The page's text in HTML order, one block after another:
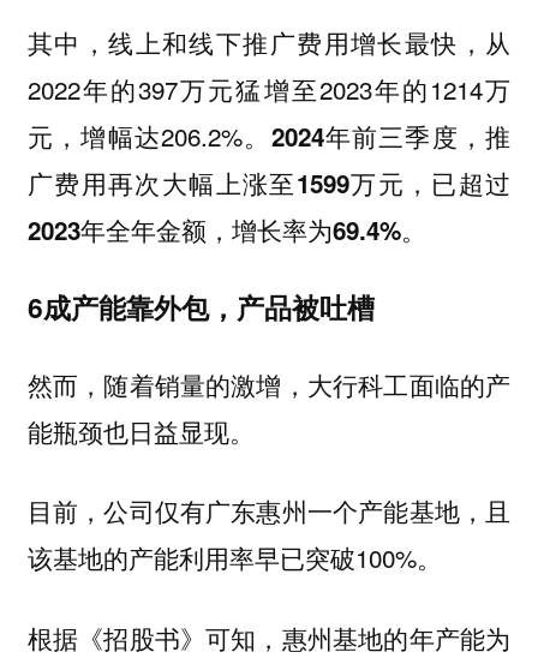
其中，线上和线下推广费用增长最快，从
2022年的397万元猛增至2023年的1214万
元，增幅达206.2%。 2024年前三季度，推
广费用再次大幅上涨至1599万元，已超过
2023年全年金额，增长率为69.4%。
6成产能靠外包，产品被吐槽
然而，随着销量的激增，大行科工面临的产
能瓶颈也日益显现。
目前，公司仅有广东惠州一个产能基地，且
该基地的产能利用率早已突破100%。
根据《招股书》可知，惠州基地的年产能为